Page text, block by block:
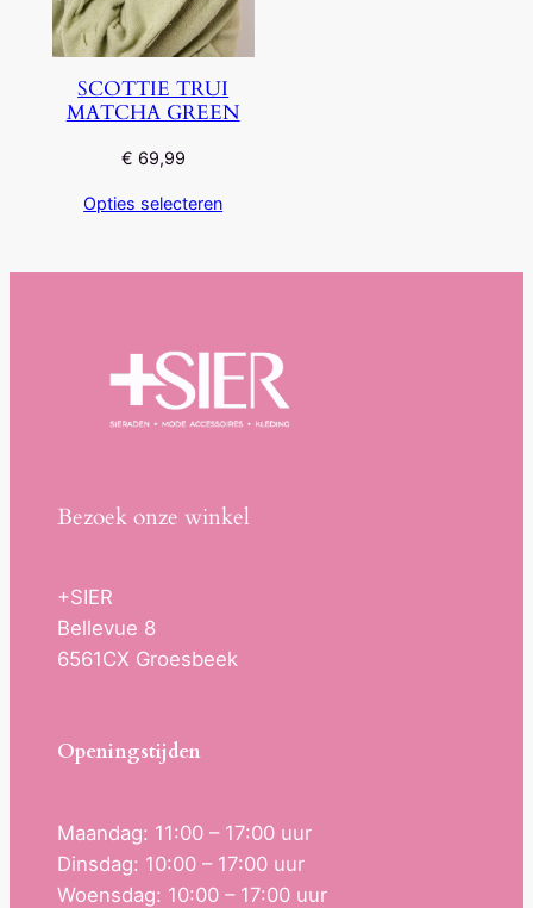
SCOTTIE TRUI
MATCHA GREEN
€ 69,99
Opties selecteren
Bezoek onze winkel
+SIER
Bellevue 8
6561CX Groesbeek
Openingstijden
Maandag: 11:00 – 17:00 uur
Dinsdag: 10:00 – 17:00 uur
Woensdag: 10:00 – 17:00 uur